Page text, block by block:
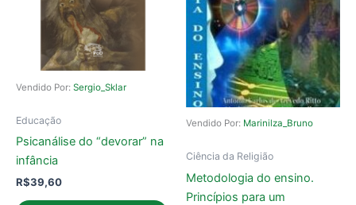
Vendido Por: Sergio_Sklar
Educação
Psicanálise do “devorar” na
infância
R$39,60
Vendido Por: Marinilza_Bruno
Ciência da Religião
Metodologia do ensino.
Princípios para um